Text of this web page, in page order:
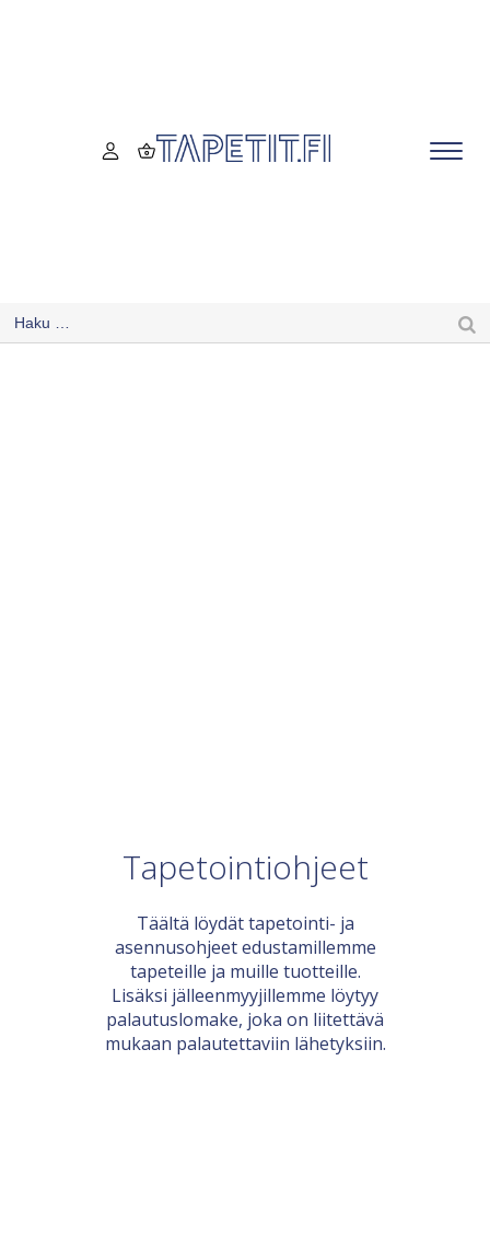
Tapetointiohjeet
Täältä löydät tapetointi- ja
asennusohjeet edustamillemme
tapeteille ja muille tuotteille.
Lisäksi jälleenmyyjillemme löytyy
palautuslomake, joka on liitettävä
mukaan palautettaviin lähetyksiin.